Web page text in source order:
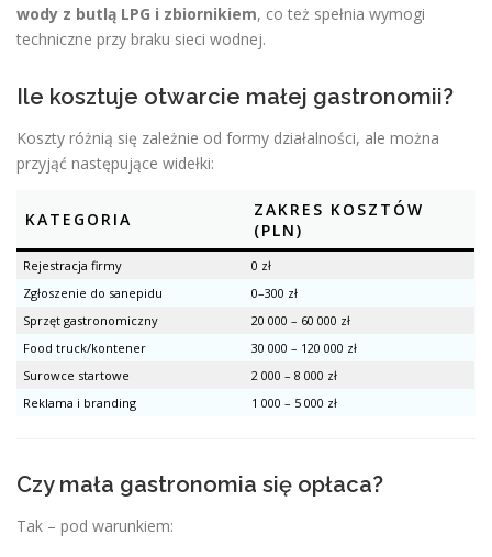
wody z butlą LPG i zbiornikiem, co też spełnia wymogi
techniczne przy braku sieci wodnej.
Ile kosztuje otwarcie małej gastronomii?
Koszty różnią się zależnie od formy działalności, ale można
przyjąć następujące widełki:
KATEGORIA
ZAKRES KOSZTÓW
(PLN)
Rejestracja firmy
0 zł
Zgłoszenie do sanepidu
0–300 zł
Sprzęt gastronomiczny
20 000 – 60 000 zł
Food truck/kontener
30 000 – 120 000 zł
Surowce startowe
2 000 – 8 000 zł
Reklama i branding
1 000 – 5 000 zł
Czy mała gastronomia się opłaca?
Tak – pod warunkiem: